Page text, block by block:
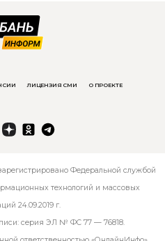
ЛИЦЕНЗИЯ СМИ О ПРОЕКТЕ
Федеральной службой
технологий и массовых
24.09.2019 г.
серия ЭЛ № ФС 77 — 76818.